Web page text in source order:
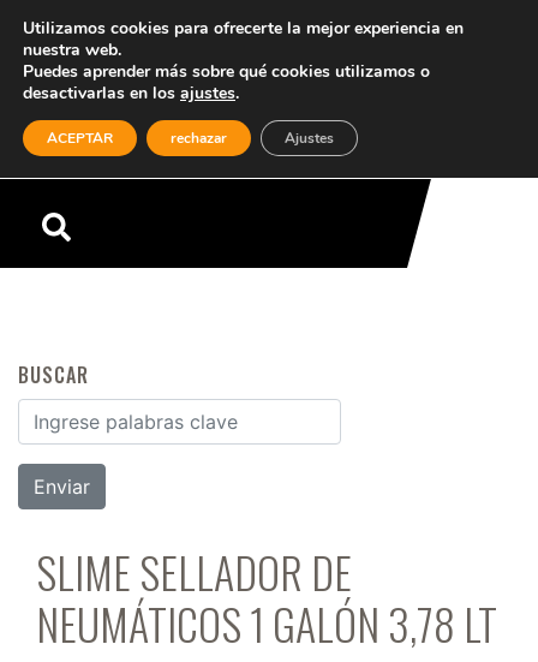
Menú
BUSCAR
Buscar por:
SLIME SELLADOR DE
NEUMÁTICOS 1 GALÓN 3,78 LT
Utilizamos cookies para ofrecerte la mejor experiencia en
nuestra web.
Puedes aprender más sobre qué cookies utilizamos o
desactivarlas en los ajustes.
ACEPTAR rechazar Ajustes